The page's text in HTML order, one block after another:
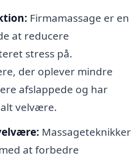
Firmamassage er en
at reducere
stress på.
der oplever mindre
afslappede og har
velvære.
Massageteknikker
at forbedre